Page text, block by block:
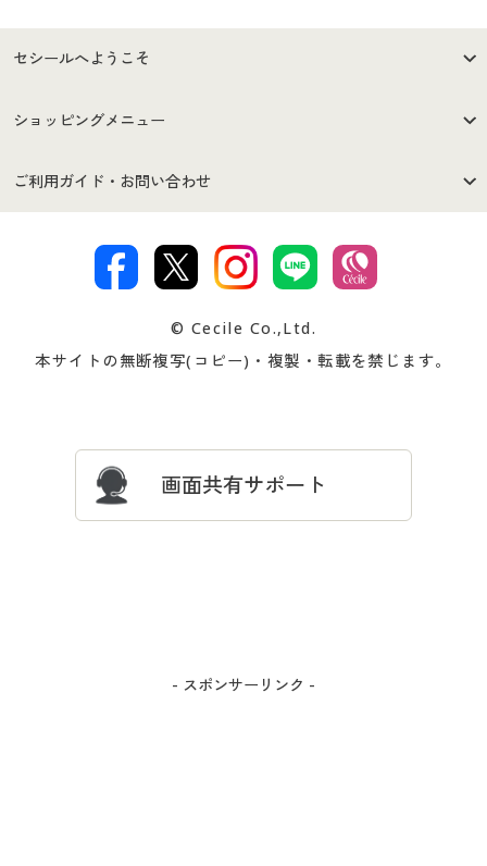
セシールへようこそ
はじめての方へ
セシールご利用規約
著作権・商標について 会社案内
ショッピングメニュー
商品カテゴリ
プレゼント＆キャンペーン サイトマップ
ご利用ガイド・お問い合わせ
交換・返品は お支払は
ついて
忘れの場合
© Cecile Co.,Ltd.
本サイトの無断複写(コピー)・複製・転載を禁じます。
画面共有サポート
- スポンサーリンク -